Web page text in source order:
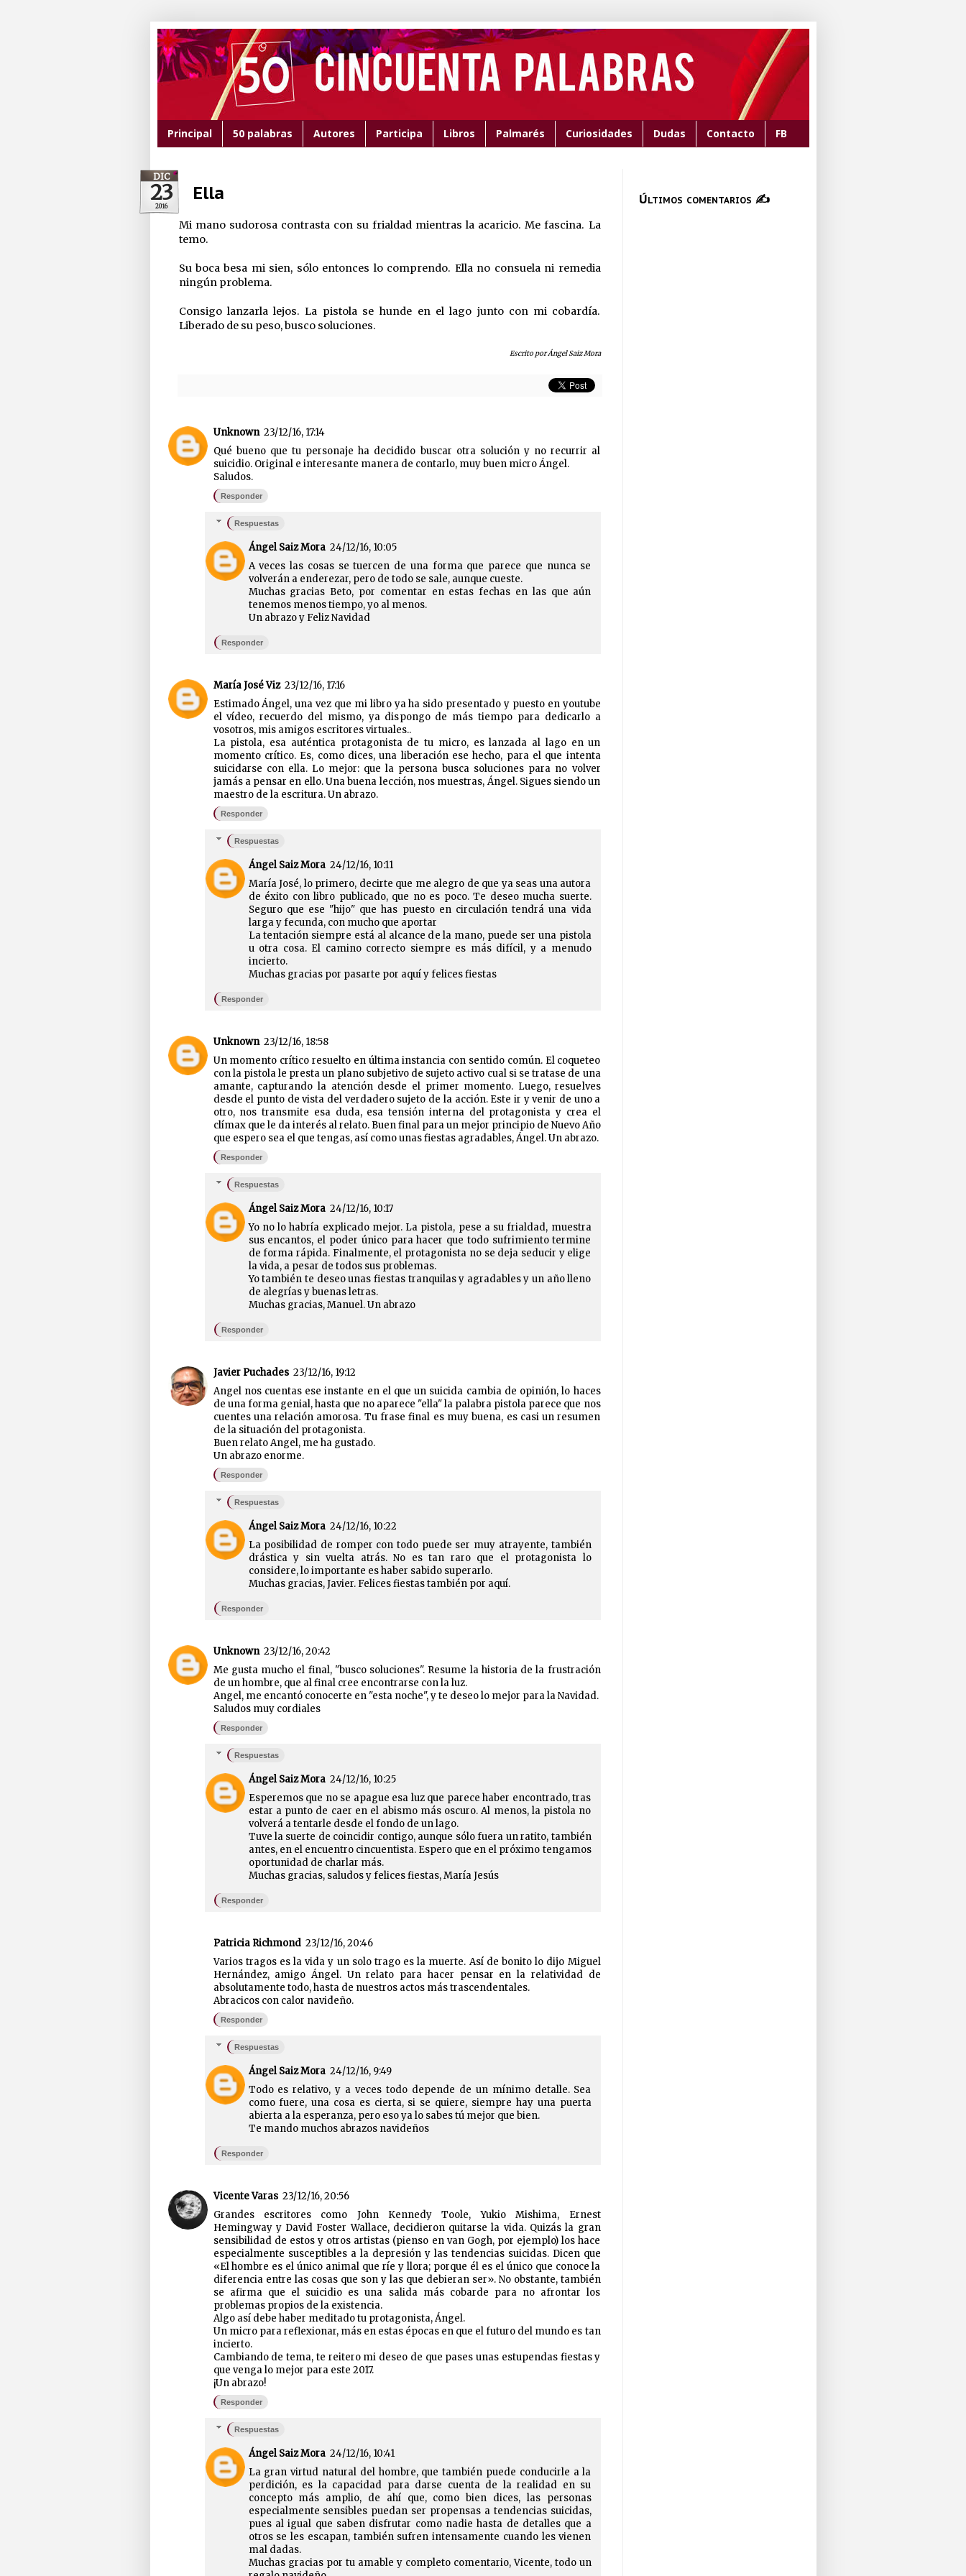
Principal 50 palabras Autores Participa Libros Palmarés Curiosidades Dudas Contacto FB
DIC
23
2016
Ella
Mi mano sudorosa contrasta con su frialdad mientras la acaricio. Me fascina. La
temo.
Su boca besa mi sien, sólo entonces lo comprendo. Ella no consuela ni remedia
ningún problema.
Consigo lanzarla lejos. La pistola se hunde en el lago junto con mi cobardía.
Liberado de su peso, busco soluciones.
Escrito por Ángel Saiz Mora
Unknown 23/12/16, 17:14
Qué bueno que tu personaje ha decidido buscar otra solución y no recurrir al
suicidio. Original e interesante manera de contarlo, muy buen micro Ángel.
Saludos.
Responder
Respuestas
Ángel Saiz Mora 24/12/16, 10:05
A veces las cosas se tuercen de una forma que parece que nunca se
volverán a enderezar, pero de todo se sale, aunque cueste.
Muchas gracias Beto, por comentar en estas fechas en las que aún
tenemos menos tiempo, yo al menos.
Un abrazo y Feliz Navidad
Responder
María José Viz 23/12/16, 17:16
Estimado Ángel, una vez que mi libro ya ha sido presentado y puesto en youtube
el vídeo, recuerdo del mismo, ya dispongo de más tiempo para dedicarlo a
vosotros, mis amigos escritores virtuales..
La pistola, esa auténtica protagonista de tu micro, es lanzada al lago en un
momento crítico. Es, como dices, una liberación ese hecho, para el que intenta
suicidarse con ella. Lo mejor: que la persona busca soluciones para no volver
jamás a pensar en ello. Una buena lección, nos muestras, Ángel. Sigues siendo un
maestro de la escritura. Un abrazo.
Responder
Respuestas
Ángel Saiz Mora 24/12/16, 10:11
María José, lo primero, decirte que me alegro de que ya seas una autora
de éxito con libro publicado, que no es poco. Te deseo mucha suerte.
Seguro que ese "hijo" que has puesto en circulación tendrá una vida
larga y fecunda, con mucho que aportar
La tentación siempre está al alcance de la mano, puede ser una pistola
u otra cosa. El camino correcto siempre es más difícil, y a menudo
incierto.
Muchas gracias por pasarte por aquí y felices fiestas
Responder
Unknown 23/12/16, 18:58
Un momento crítico resuelto en última instancia con sentido común. El coqueteo
con la pistola le presta un plano subjetivo de sujeto activo cual si se tratase de una
amante, capturando la atención desde el primer momento. Luego, resuelves
desde el punto de vista del verdadero sujeto de la acción. Este ir y venir de uno a
otro, nos transmite esa duda, esa tensión interna del protagonista y crea el
clímax que le da interés al relato. Buen final para un mejor principio de Nuevo Año
que espero sea el que tengas, así como unas fiestas agradables, Ángel. Un abrazo.
Responder
Respuestas
Ángel Saiz Mora 24/12/16, 10:17
Yo no lo habría explicado mejor. La pistola, pese a su frialdad, muestra
sus encantos, el poder único para hacer que todo sufrimiento termine
de forma rápida. Finalmente, el protagonista no se deja seducir y elige
la vida, a pesar de todos sus problemas.
Yo también te deseo unas fiestas tranquilas y agradables y un año lleno
de alegrías y buenas letras.
Muchas gracias, Manuel. Un abrazo
Responder
Javier Puchades 23/12/16, 19:12
Angel nos cuentas ese instante en el que un suicida cambia de opinión, lo haces
de una forma genial, hasta que no aparece "ella" la palabra pistola parece que nos
cuentes una relación amorosa. Tu frase final es muy buena, es casi un resumen
de la situación del protagonista.
Buen relato Angel, me ha gustado.
Un abrazo enorme.
Responder
Respuestas
Ángel Saiz Mora 24/12/16, 10:22
La posibilidad de romper con todo puede ser muy atrayente, también
drástica y sin vuelta atrás. No es tan raro que el protagonista lo
considere, lo importante es haber sabido superarlo.
Muchas gracias, Javier. Felices fiestas también por aquí.
Responder
Unknown 23/12/16, 20:42
Me gusta mucho el final, "busco soluciones". Resume la historia de la frustración
de un hombre, que al final cree encontrarse con la luz.
Angel, me encantó conocerte en "esta noche", y te deseo lo mejor para la Navidad.
Saludos muy cordiales
Responder
Respuestas
Ángel Saiz Mora 24/12/16, 10:25
Esperemos que no se apague esa luz que parece haber encontrado, tras
estar a punto de caer en el abismo más oscuro. Al menos, la pistola no
volverá a tentarle desde el fondo de un lago.
Tuve la suerte de coincidir contigo, aunque sólo fuera un ratito, también
antes, en el encuentro cincuentista. Espero que en el próximo tengamos
oportunidad de charlar más.
Muchas gracias, saludos y felices fiestas, María Jesús
Responder
Patricia Richmond 23/12/16, 20:46
Varios tragos es la vida y un solo trago es la muerte. Así de bonito lo dijo Miguel
Hernández, amigo Ángel. Un relato para hacer pensar en la relatividad de
absolutamente todo, hasta de nuestros actos más trascendentales.
Abracicos con calor navideño.
Responder
Respuestas
Ángel Saiz Mora 24/12/16, 9:49
Todo es relativo, y a veces todo depende de un mínimo detalle. Sea
como fuere, una cosa es cierta, si se quiere, siempre hay una puerta
abierta a la esperanza, pero eso ya lo sabes tú mejor que bien.
Te mando muchos abrazos navideños
Responder
Vicente Varas 23/12/16, 20:56
Grandes escritores como John Kennedy Toole, Yukio Mishima, Ernest
Hemingway y David Foster Wallace, decidieron quitarse la vida. Quizás la gran
sensibilidad de estos y otros artistas (pienso en van Gogh, por ejemplo) los hace
especialmente susceptibles a la depresión y las tendencias suicidas. Dicen que
«El hombre es el único animal que ríe y llora; porque él es el único que conoce la
diferencia entre las cosas que son y las que debieran ser». No obstante, también
se afirma que el suicidio es una salida más cobarde para no afrontar los
problemas propios de la existencia.
Algo así debe haber meditado tu protagonista, Ángel.
Un micro para reflexionar, más en estas épocas en que el futuro del mundo es tan
incierto.
Cambiando de tema, te reitero mi deseo de que pases unas estupendas fiestas y
que venga lo mejor para este 2017.
¡Un abrazo!
Responder
Respuestas
Ángel Saiz Mora 24/12/16, 10:41
La gran virtud natural del hombre, que también puede conducirle a la
perdición, es la capacidad para darse cuenta de la realidad en su
concepto más amplio, de ahí que, como bien dices, las personas
especialmente sensibles puedan ser propensas a tendencias suicidas,
pues al igual que saben disfrutar como nadie hasta de detalles que a
otros se les escapan, también sufren intensamente cuando les vienen
mal dadas.
Muchas gracias por tu amable y completo comentario, Vicente, todo un
Últimos comentarios ✍